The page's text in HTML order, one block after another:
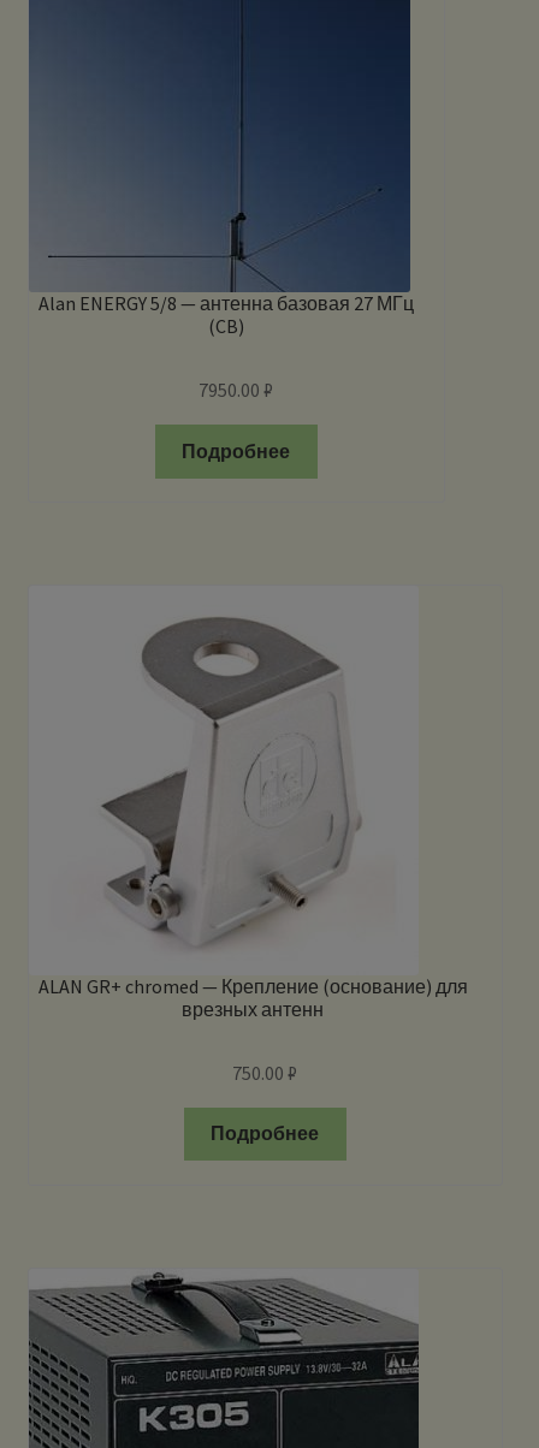
Alan ENERGY 5/8 — антенна базовая 27 МГц
(CB)
7950.00₽
Подробнее
ALAN GR+ chromed — Крепление (основание) для
врезных антенн
750.00₽
Подробнее